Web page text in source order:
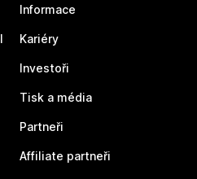
Informace
Kariéry
Investoři
Tisk a média
Partneři
Affiliate partneři